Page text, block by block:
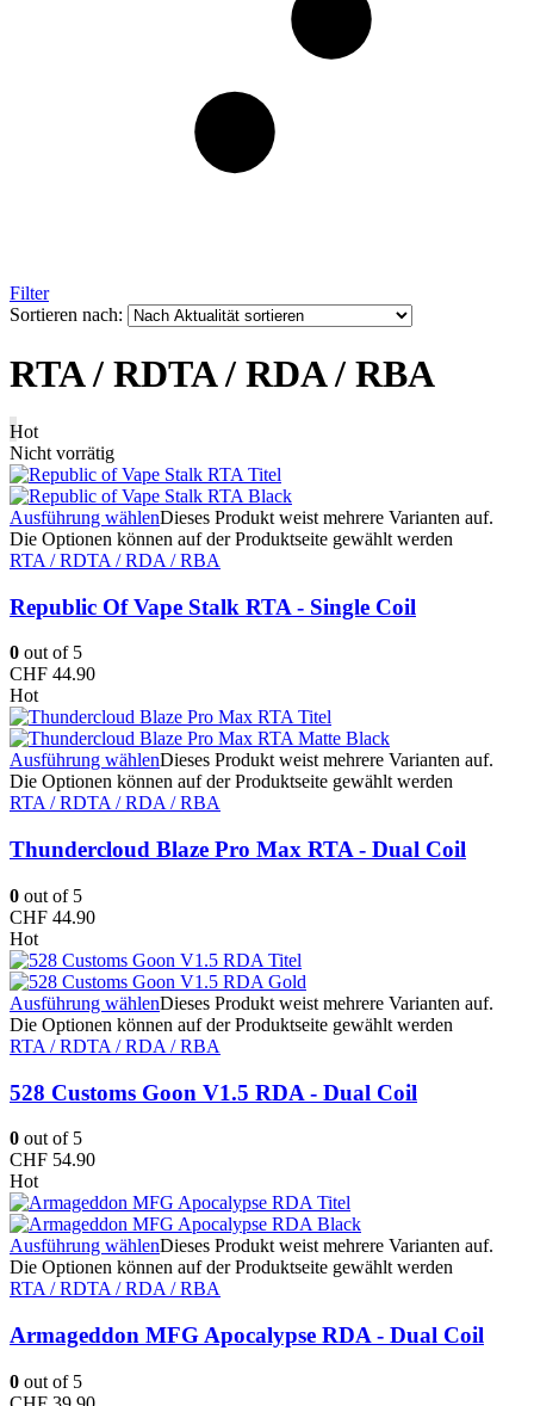
Filter
Sortieren nach:
RTA / RDTA / RDA / RBA
Hot
Nicht vorrätig
Ausführung wählenDieses Produkt weist mehrere Varianten auf.
Die Optionen können auf der Produktseite gewählt werden
RTA / RDTA / RDA / RBA
Republic Of Vape Stalk RTA - Single Coil
0 out of 5
CHF 44.90
Hot
Ausführung wählenDieses Produkt weist mehrere Varianten auf.
Die Optionen können auf der Produktseite gewählt werden
RTA / RDTA / RDA / RBA
Thundercloud Blaze Pro Max RTA - Dual Coil
0 out of 5
CHF 44.90
Hot
Ausführung wählenDieses Produkt weist mehrere Varianten auf.
Die Optionen können auf der Produktseite gewählt werden
RTA / RDTA / RDA / RBA
528 Customs Goon V1.5 RDA - Dual Coil
0 out of 5
CHF 54.90
Hot
Ausführung wählenDieses Produkt weist mehrere Varianten auf.
Die Optionen können auf der Produktseite gewählt werden
RTA / RDTA / RDA / RBA
Armageddon MFG Apocalypse RDA - Dual Coil
0 out of 5